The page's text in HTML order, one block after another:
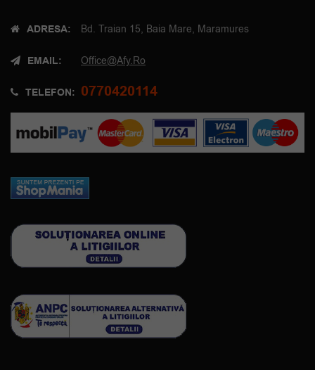
ADRESA: Bd. Traian 15, Baia Mare, Maramures
EMAIL: Office@afy.ro
TELEFON: 0770420114